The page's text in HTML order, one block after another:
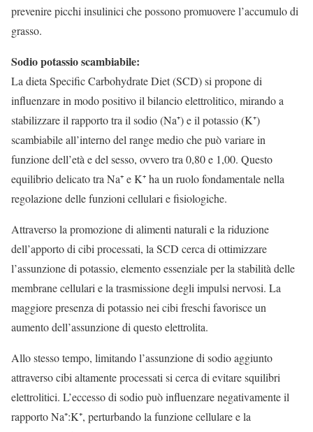
prevenire picchi insulinici che possono promuovere l’accumulo di
grasso.
Sodio potassio scambiabile:
La dieta Specific Carbohydrate Diet (SCD) si propone di
influenzare in modo positivo il bilancio elettrolitico, mirando a
stabilizzare il rapporto tra il sodio (Na⁺) e il potassio (K⁺)
scambiabile all’interno del range medio che può variare in
funzione dell’età e del sesso, ovvero tra 0,80 e 1,00. Questo
equilibrio delicato tra Na⁺ e K⁺ ha un ruolo fondamentale nella
regolazione delle funzioni cellulari e fisiologiche.
Attraverso la promozione di alimenti naturali e la riduzione
dell’apporto di cibi processati, la SCD cerca di ottimizzare
l’assunzione di potassio, elemento essenziale per la stabilità delle
membrane cellulari e la trasmissione degli impulsi nervosi. La
maggiore presenza di potassio nei cibi freschi favorisce un
aumento dell’assunzione di questo elettrolita.
Allo stesso tempo, limitando l’assunzione di sodio aggiunto
attraverso cibi altamente processati si cerca di evitare squilibri
elettrolitici. L’eccesso di sodio può influenzare negativamente il
rapporto Na⁺:K⁺, perturbando la funzione cellulare e la